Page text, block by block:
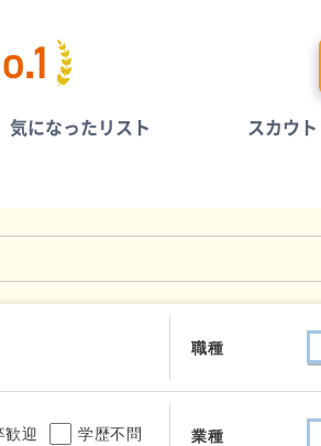
気になったリスト スカウト
職種
歓迎 学歴不問 業種